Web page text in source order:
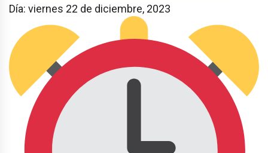
Día: viernes 22 de diciembre, 2023